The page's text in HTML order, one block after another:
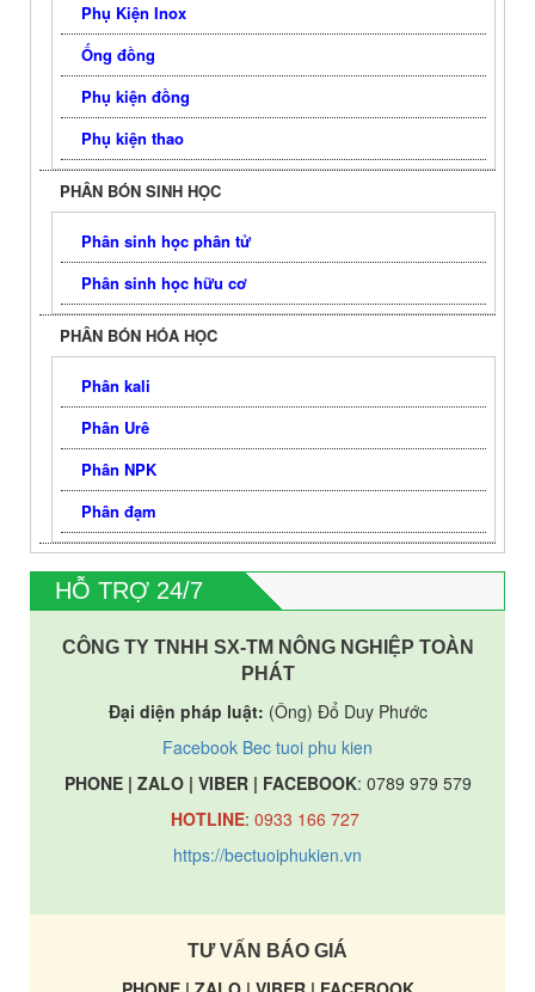
Phụ Kiện Inox
Ống đồng
Phụ kiện đồng
Phụ kiện thao
PHÂN BÓN SINH HỌC
Phân sinh học phân tử
Phân sinh học hữu cơ
PHÂN BÓN HÓA HỌC
Phân kali
Phân Urê
Phân NPK
Phân đạm
HỖ TRỢ 24/7
CÔNG TY TNHH SX-TM NÔNG NGHIỆP TOÀN
PHÁT
Đại diện pháp luật: (Ông) Đổ Duy Phước
Facebook Bec tuoi phu kien
PHONE | ZALO | VIBER | FACEBOOK: 0789 979 579
HOTLINE: 0933 166 727
https://bectuoiphukien.vn
TƯ VẤN BÁO GIÁ